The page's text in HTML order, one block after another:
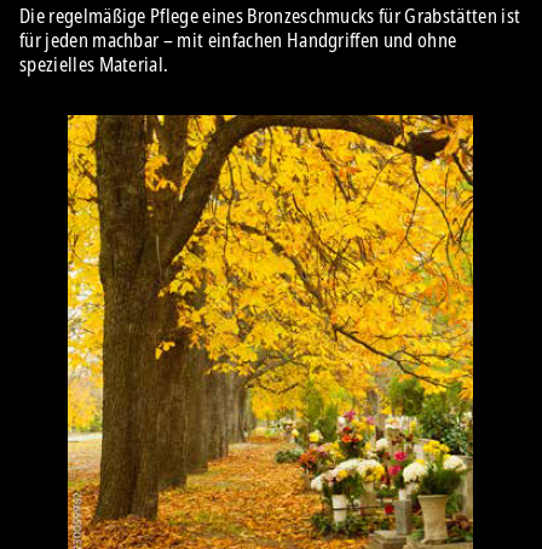
Die regelmäßige Pflege eines Bronzeschmucks für Grabstätten ist
für jeden machbar – mit einfachen Handgriffen und ohne
spezielles Material.